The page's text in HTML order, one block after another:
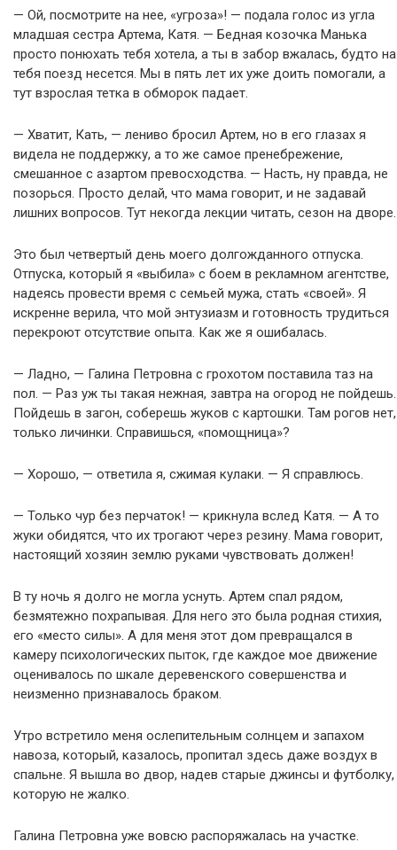
— Ой, посмотрите на нее, «угроза»! — подала голос из угла
младшая сестра Артема, Катя. — Бедная козочка Манька
просто понюхать тебя хотела, а ты в забор вжалась, будто на
тебя поезд несется. Мы в пять лет их уже доить помогали, а
тут взрослая тетка в обморок падает.
— Хватит, Кать, — лениво бросил Артем, но в его глазах я
видела не поддержку, а то же самое пренебрежение,
смешанное с азартом превосходства. — Насть, ну правда, не
позорься. Просто делай, что мама говорит, и не задавай
лишних вопросов. Тут некогда лекции читать, сезон на дворе.
Это был четвертый день моего долгожданного отпуска.
Отпуска, который я «выбила» с боем в рекламном агентстве,
надеясь провести время с семьей мужа, стать «своей». Я
искренне верила, что мой энтузиазм и готовность трудиться
перекроют отсутствие опыта. Как же я ошибалась.
— Ладно, — Галина Петровна с грохотом поставила таз на
пол. — Раз уж ты такая нежная, завтра на огород не пойдешь.
Пойдешь в загон, соберешь жуков с картошки. Там рогов нет,
только личинки. Справишься, «помощница»?
— Хорошо, — ответила я, сжимая кулаки. — Я справлюсь.
— Только чур без перчаток! — крикнула вслед Катя. — А то
жуки обидятся, что их трогают через резину. Мама говорит,
настоящий хозяин землю руками чувствовать должен!
В ту ночь я долго не могла уснуть. Артем спал рядом,
безмятежно похрапывая. Для него это была родная стихия,
его «место силы». А для меня этот дом превращался в
камеру психологических пыток, где каждое мое движение
оценивалось по шкале деревенского совершенства и
неизменно признавалось браком.
Утро встретило меня ослепительным солнцем и запахом
навоза, который, казалось, пропитал здесь даже воздух в
спальне. Я вышла во двор, надев старые джинсы и футболку,
которую не жалко.
Галина Петровна уже вовсю распоряжалась на участке.